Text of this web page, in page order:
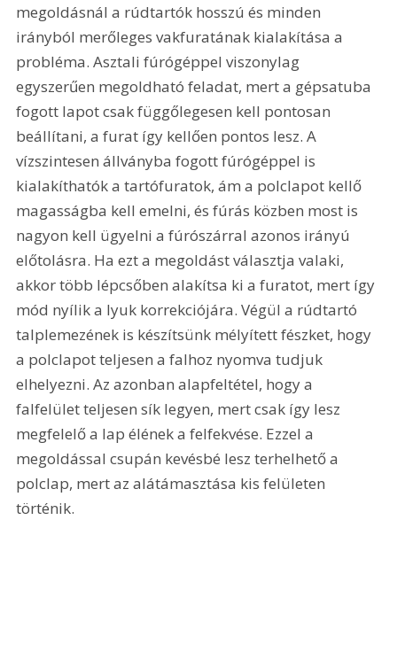
megoldásnál a rúdtartók hosszú és minden
irányból merőleges vakfuratának kialakítása a
probléma. Asztali fúrógéppel viszonylag
egyszerűen megoldható feladat, mert a gépsatuba
fogott lapot csak függőlegesen kell pontosan
beállítani, a furat így kellően pontos lesz. A
vízszintesen állványba fogott fúrógéppel is
kialakíthatók a tartófuratok, ám a polclapot kellő
magasságba kell emelni, és fúrás közben most is
nagyon kell ügyelni a fúrószárral azonos irányú
előtolásra. Ha ezt a megoldást választja valaki,
akkor több lépcsőben alakítsa ki a furatot, mert így
mód nyílik a lyuk korrekciójára. Végül a rúdtartó
talplemezének is készítsünk mélyített fészket, hogy
a polclapot teljesen a falhoz nyomva tudjuk
elhelyezni. Az azonban alapfeltétel, hogy a
falfelület teljesen sík legyen, mert csak így lesz
megfelelő a lap élének a felfekvése. Ezzel a
megoldással csupán kevésbé lesz terhelhető a
polclap, mert az alátámasztása kis felületen
történik.